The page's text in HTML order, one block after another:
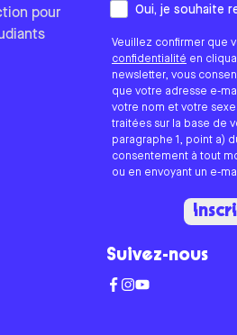
pour
Comment aimeriez-
Oui, je souhaite
Veuillez confirmer que
confidentialité en
newsletter, vous
que votre adresse e-
votre nom et votre
traitées sur la base de
paragraphe 1, point a)
consentement à tout
ou en envoyant un e-
Suivez-nous